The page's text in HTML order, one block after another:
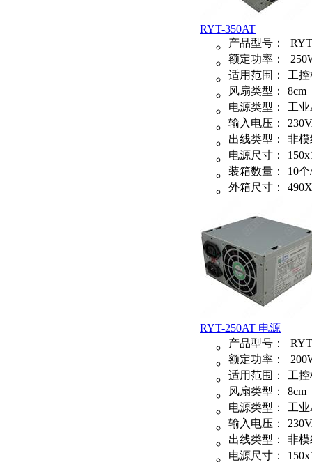
RYT-350AT
产品型号：
额定功率：
适用范围：
工
风扇类型：
8cm
电源类型：
工
输入电压：
出线类型：
非
电源尺寸：
装箱数量：
10
外箱尺寸：
RYT-250AT 电源
产品型号：
额定功率：
适用范围：
工
风扇类型：
8cm
电源类型：
工
输入电压：
出线类型：
非
电源尺寸：